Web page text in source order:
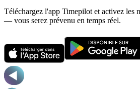
Téléchargez l'app Timepilot et activez les
— vous serez prévenu en temps réel.